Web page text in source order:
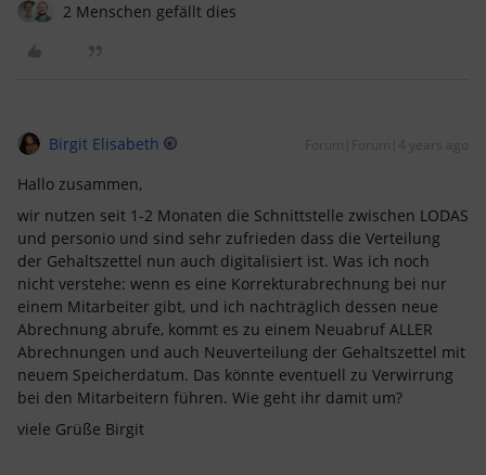
2 Menschen gefällt dies
Birgit Elisabeth Forum|Forum|4 years ago
Hallo zusammen,
wir nutzen seit 1-2 Monaten die Schnittstelle zwischen LODAS
und personio und sind sehr zufrieden dass die Verteilung
der Gehaltszettel nun auch digitalisiert ist. Was ich noch
nicht verstehe: wenn es eine Korrekturabrechnung bei nur
einem Mitarbeiter gibt, und ich nachträglich dessen neue
Abrechnung abrufe, kommt es zu einem Neuabruf ALLER
Abrechnungen und auch Neuverteilung der Gehaltszettel mit
neuem Speicherdatum. Das könnte eventuell zu Verwirrung
bei den Mitarbeitern führen. Wie geht ihr damit um?
viele Grüße Birgit